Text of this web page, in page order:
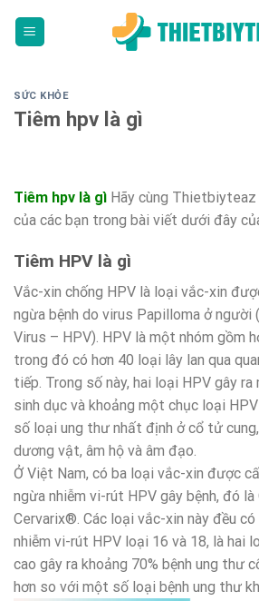
SỨC KHỎE
Tiêm hpv là gì
Tiêm hpv là gì Hãy cùng
của các bạn trong bài viết dưới đây
Tiêm HPV là gì
Vắc-xin chống HPV là loại vắc-xin
ngừa bệnh do virus Papilloma ở người
Virus – HPV). HPV là một nhóm gồm
trong đó có hơn 40 loại lây lan qua
tiếp. Trong số này, hai loại HPV gây ra
sinh dục và khoảng một chục loại
số loại ung thư nhất định ở cổ tử cung,
dương vật, âm hộ và âm đạo.
Ở Việt Nam, có ba loại vắc-xin được
ngừa nhiễm vi-rút HPV gây bệnh, đó
Cervarix®. Các loại vắc-xin này đều
nhiễm vi-rút HPV loại 16 và 18, là hai
cao gây ra khoảng 70% bệnh ung thư
hơn so với một số loại bệnh ung thư